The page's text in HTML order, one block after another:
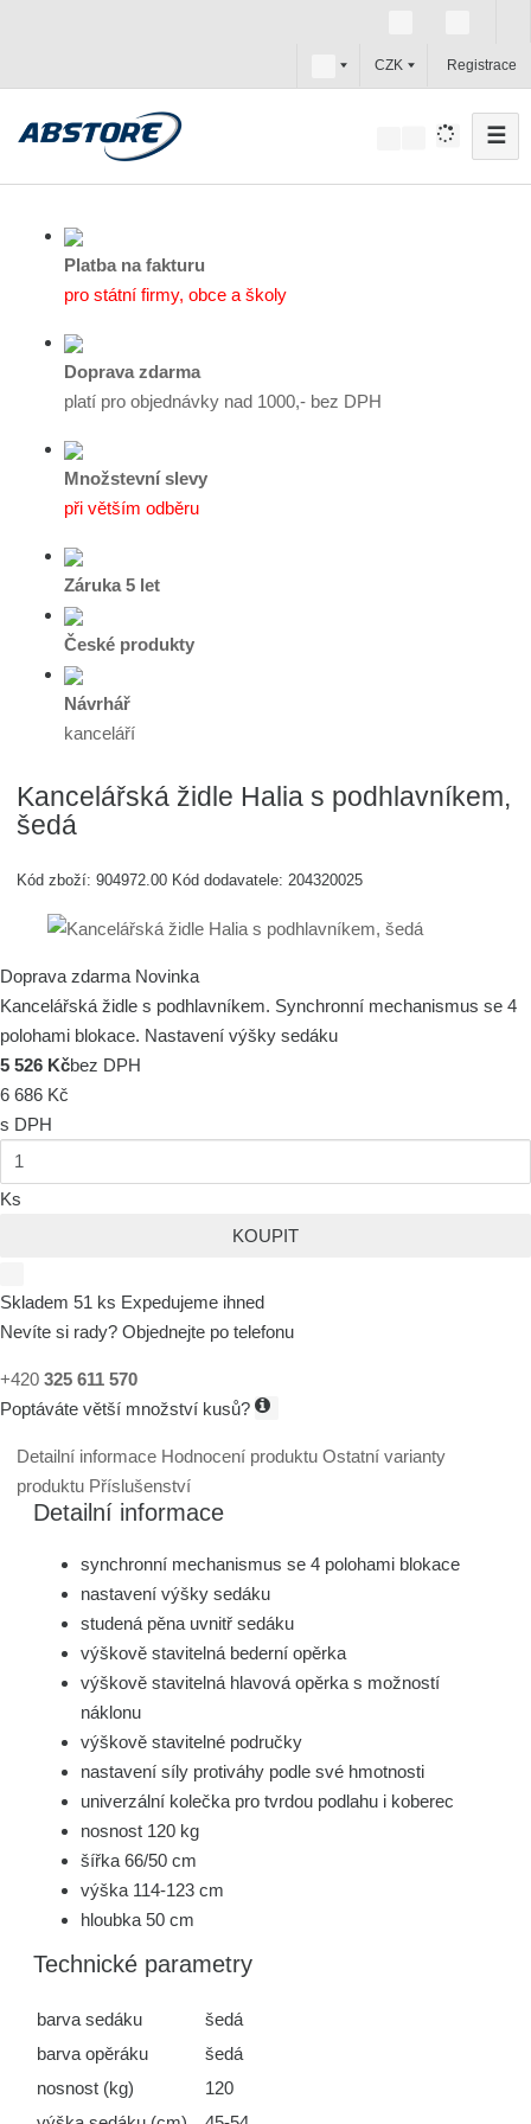
c
z
CZK Registrace
☰
Platba na fakturu
pro státní firmy, obce a školy
Doprava zdarma
platí pro objednávky nad 1000,- bez DPH
Množstevní slevy
při větším odběru
Záruka 5 let
České produkty
Návrhář
kanceláří
Kancelářská židle Halia s podhlavníkem,
šedá
Kód zboží:904972.00 Kód dodavatele:204320025
Doprava zdarma Novinka
Kancelářská židle s podhlavníkem. Synchronní mechanismus se 4
polohami blokace. Nastavení výšky sedáku
5 526 Kčbez DPH
6 686 Kč
s DPH
Ks
KOUPIT
Skladem 51 ks Expedujeme ihned
Nevíte si rady? Objednejte po telefonu
+420 325 611 570
Poptáváte větší množství kusů?
Detailní informace Hodnocení produktuOstatní varianty
produktu Příslušenství
Detailní informace
synchronní mechanismus se 4 polohami blokace
nastavení výšky sedáku
studená pěna uvnitř sedáku
výškově stavitelná bederní opěrka
výškově stavitelná hlavová opěrka s možností
náklonu
výškově stavitelné područky
nastavení síly protiváhy podle své hmotnosti
univerzální kolečka pro tvrdou podlahu i koberec
nosnost 120 kg
šířka 66/50 cm
výška 114-123 cm
hloubka 50 cm
Technické parametry
barva sedáku
šedá
barva opěráku
šedá
nosnost (kg)
120